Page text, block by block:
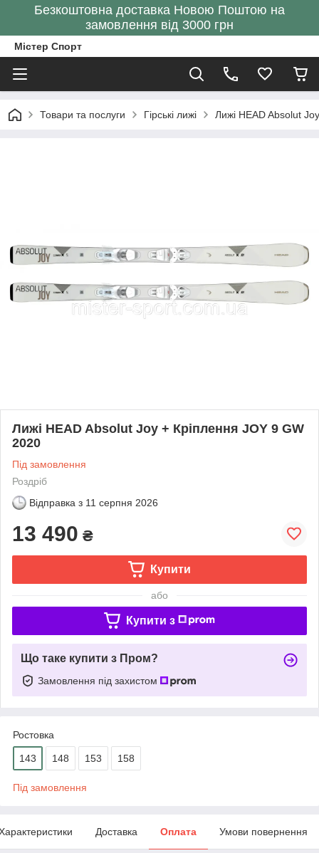
Безкоштовна доставка Новою Поштою на
замовлення від 3000 грн
Містер Спорт
Товари та послуги Гірські лижі Лижі HEAD Absolut
Лижі HEAD Absolut Joy + Кріплення JOY 9 GW
2020
Під замовлення
Роздріб
Відправка з 11 серпня 2026
13 490 ₴
Купити
або
Купити з
Що таке купити з Пром?
Замовлення під захистом
Ростовка
143 148 153 158
Під замовлення
Доставка Оплата Умови повернення